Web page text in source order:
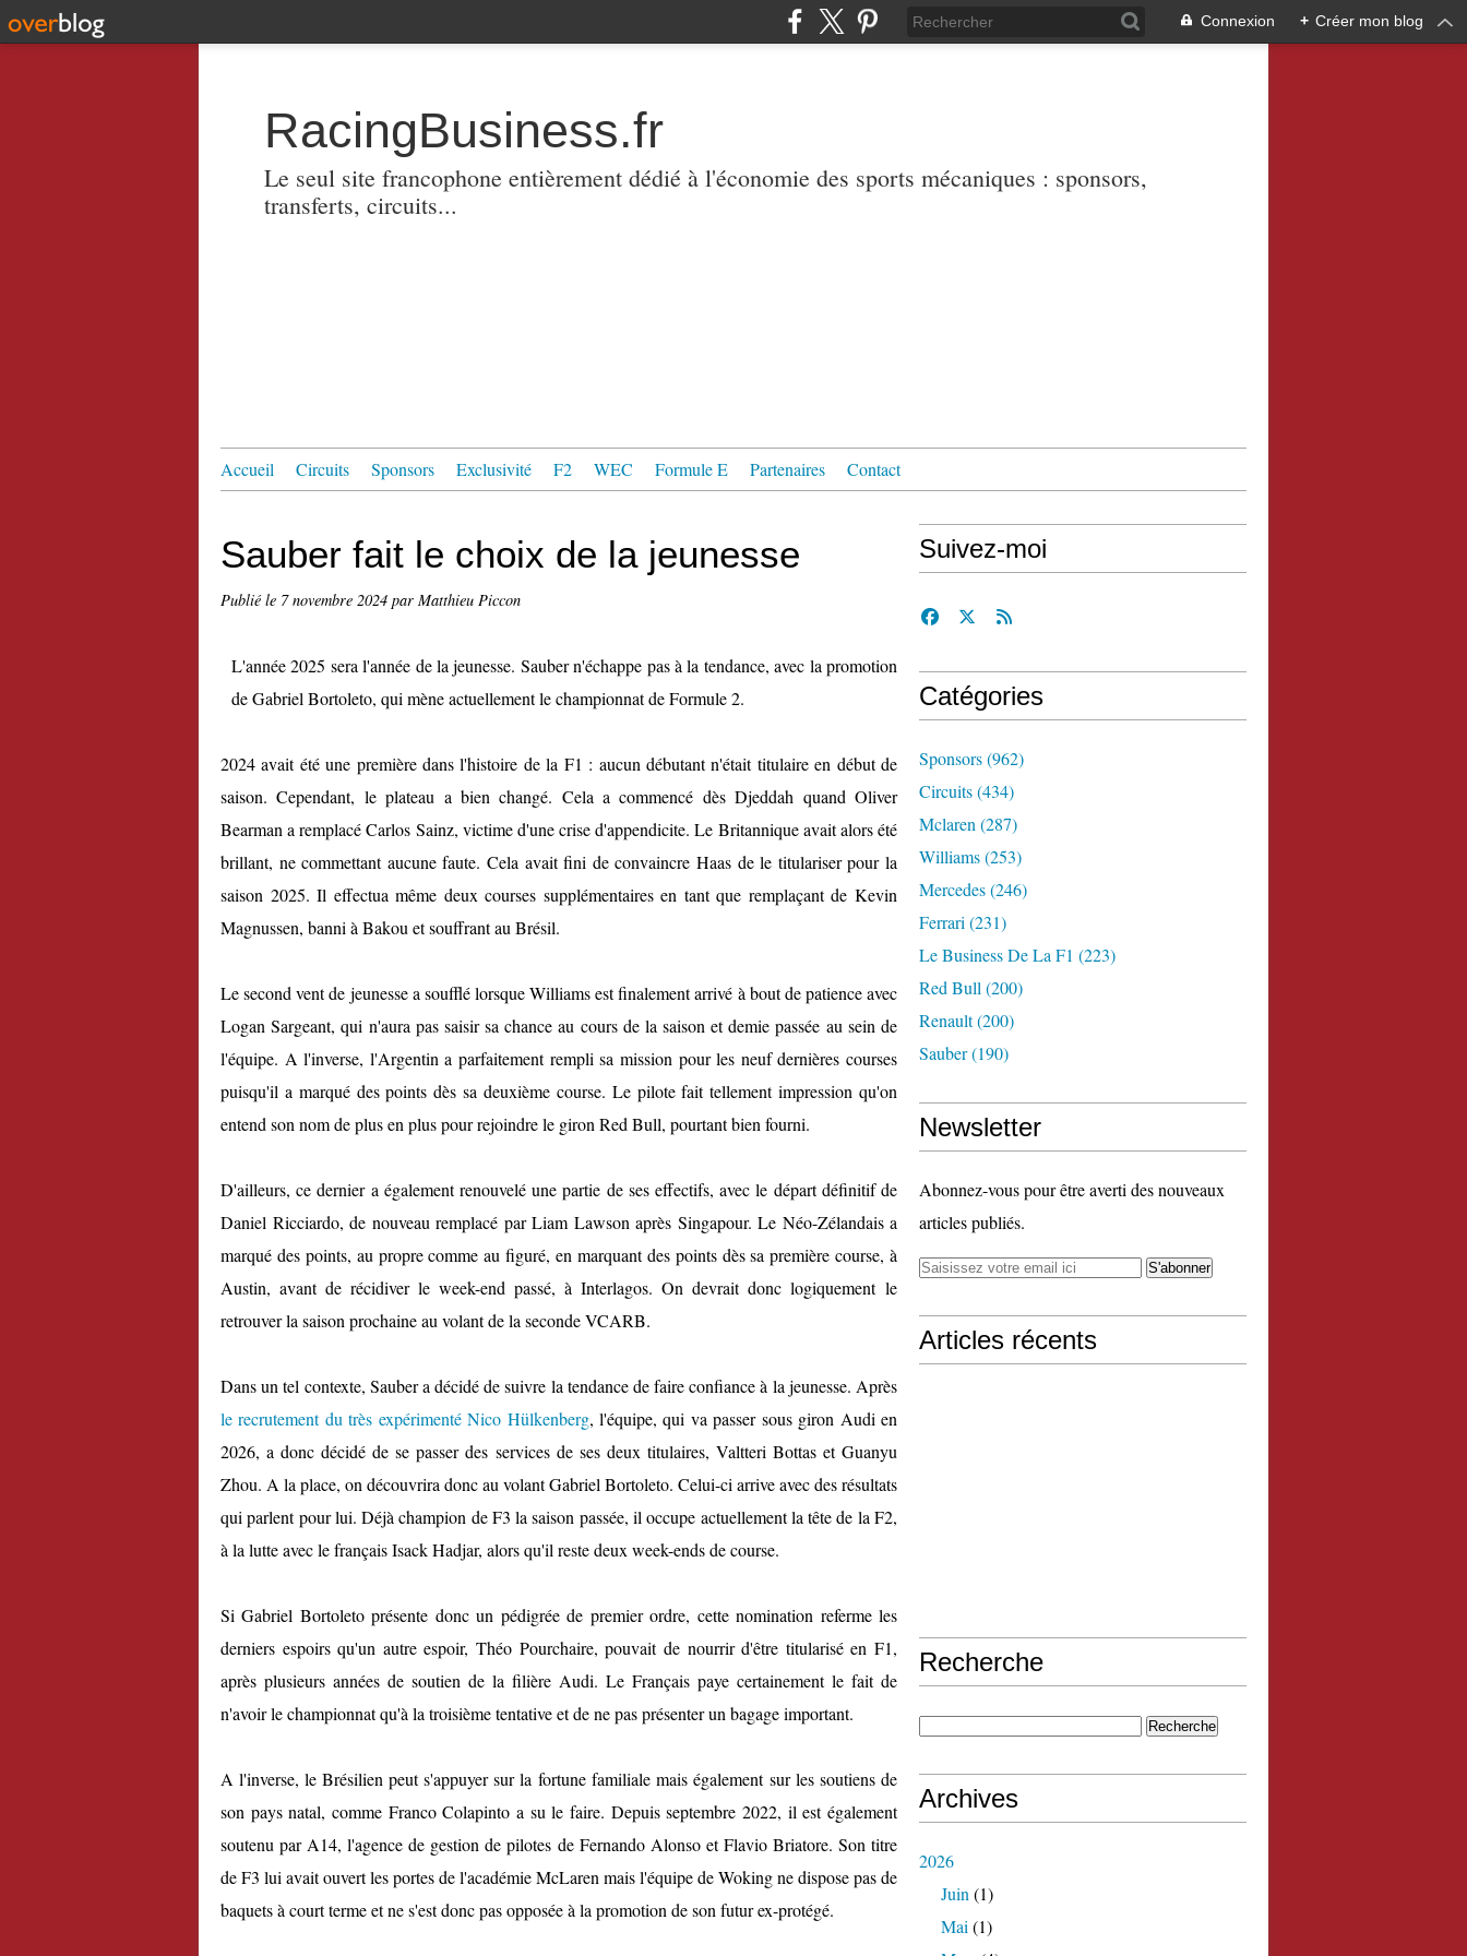
Connexion + Créer mon blog
RacingBusiness.fr
Le seul site francophone entièrement dédié à l'économie des sports mécaniques : sponsors,
transferts, circuits...
Accueil Circuits Sponsors Exclusivité F2 WEC Formule E Partenaires Contact
Sauber fait le choix de la jeunesse
Publié le 7 novembre 2024 par Matthieu Piccon
L'année 2025 sera l'année de la jeunesse. Sauber n'échappe pas à la tendance, avec la promotion
de Gabriel Bortoleto, qui mène actuellement le championnat de Formule 2.
2024 avait été une première dans l'histoire de la F1 : aucun débutant n'était titulaire en début de
saison. Cependant, le plateau a bien changé. Cela a commencé dès Djeddah quand Oliver
Bearman a remplacé Carlos Sainz, victime d'une crise d'appendicite. Le Britannique avait alors été
brillant, ne commettant aucune faute. Cela avait fini de convaincre Haas de le titulariser pour la
saison 2025. Il effectua même deux courses supplémentaires en tant que remplaçant de Kevin
Magnussen, banni à Bakou et souffrant au Brésil.
Le second vent de jeunesse a soufflé lorsque Williams est finalement arrivé à bout de patience avec
Logan Sargeant, qui n'aura pas saisir sa chance au cours de la saison et demie passée au sein de
l'équipe. A l'inverse, l'Argentin a parfaitement rempli sa mission pour les neuf dernières courses
puisqu'il a marqué des points dès sa deuxième course. Le pilote fait tellement impression qu'on
entend son nom de plus en plus pour rejoindre le giron Red Bull, pourtant bien fourni.
D'ailleurs, ce dernier a également renouvelé une partie de ses effectifs, avec le départ définitif de
Daniel Ricciardo, de nouveau remplacé par Liam Lawson après Singapour. Le Néo-Zélandais a
marqué des points, au propre comme au figuré, en marquant des points dès sa première course, à
Austin, avant de récidiver le week-end passé, à Interlagos. On devrait donc logiquement le
retrouver la saison prochaine au volant de la seconde VCARB.
Dans un tel contexte, Sauber a décidé de suivre la tendance de faire confiance à la jeunesse. Après
le recrutement du très expérimenté Nico Hülkenberg, l'équipe, qui va passer sous giron Audi en
2026, a donc décidé de se passer des services de ses deux titulaires, Valtteri Bottas et Guanyu
Zhou. A la place, on découvrira donc au volant Gabriel Bortoleto. Celui-ci arrive avec des résultats
qui parlent pour lui. Déjà champion de F3 la saison passée, il occupe actuellement la tête de la F2,
à la lutte avec le français Isack Hadjar, alors qu'il reste deux week-ends de course.
Si Gabriel Bortoleto présente donc un pédigrée de premier ordre, cette nomination referme les
derniers espoirs qu'un autre espoir, Théo Pourchaire, pouvait de nourrir d'être titularisé en F1,
après plusieurs années de soutien de la filière Audi. Le Français paye certainement le fait de
n'avoir le championnat qu'à la troisième tentative et de ne pas présenter un bagage important.
A l'inverse, le Brésilien peut s'appuyer sur la fortune familiale mais également sur les soutiens de
son pays natal, comme Franco Colapinto a su le faire. Depuis septembre 2022, il est également
soutenu par A14, l'agence de gestion de pilotes de Fernando Alonso et Flavio Briatore. Son titre
de F3 lui avait ouvert les portes de l'académie McLaren mais l'équipe de Woking ne dispose pas de
baquets à court terme et ne s'est donc pas opposée à la promotion de son futur ex-protégé.
Suivez-moi
Catégories
Sponsors(962)
Circuits(434)
Mclaren (287)
Williams(253)
Mercedes(246)
Ferrari (231)
Le Business De La F1 (223)
Red Bull (200)
Renault(200)
Sauber(190)
Newsletter
Abonnez-vous pour être averti des nouveaux
articles publiés.
Articles récents
Recherche
Archives
2026
Juin (1)
Mai (1)